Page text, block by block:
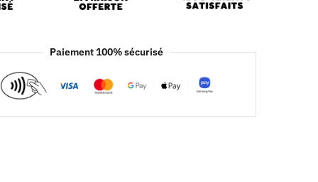
Paiement 100% sécurisé